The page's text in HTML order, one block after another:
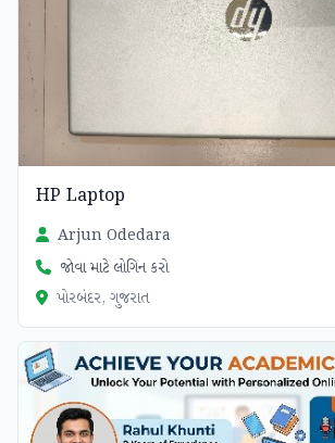
HP Laptop
Arjun Odedara
જોવા માટે લોગિન કરો
પોરબંદર, ગુજરાત